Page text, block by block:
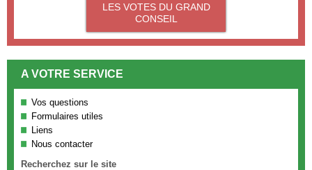
LES VOTES DU GRAND
CONSEIL
A VOTRE SERVICE
Vos questions
Formulaires utiles
Liens
Nous contacter
Recherchez sur le site